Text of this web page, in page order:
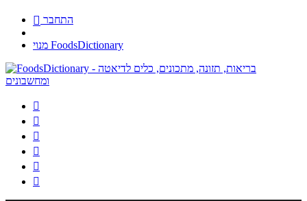
 התחבר
מנוי FoodsDictionary





